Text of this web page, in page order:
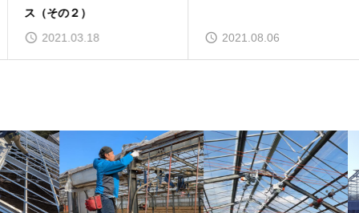
ス（その２）
2021.03.18
2021.08.06